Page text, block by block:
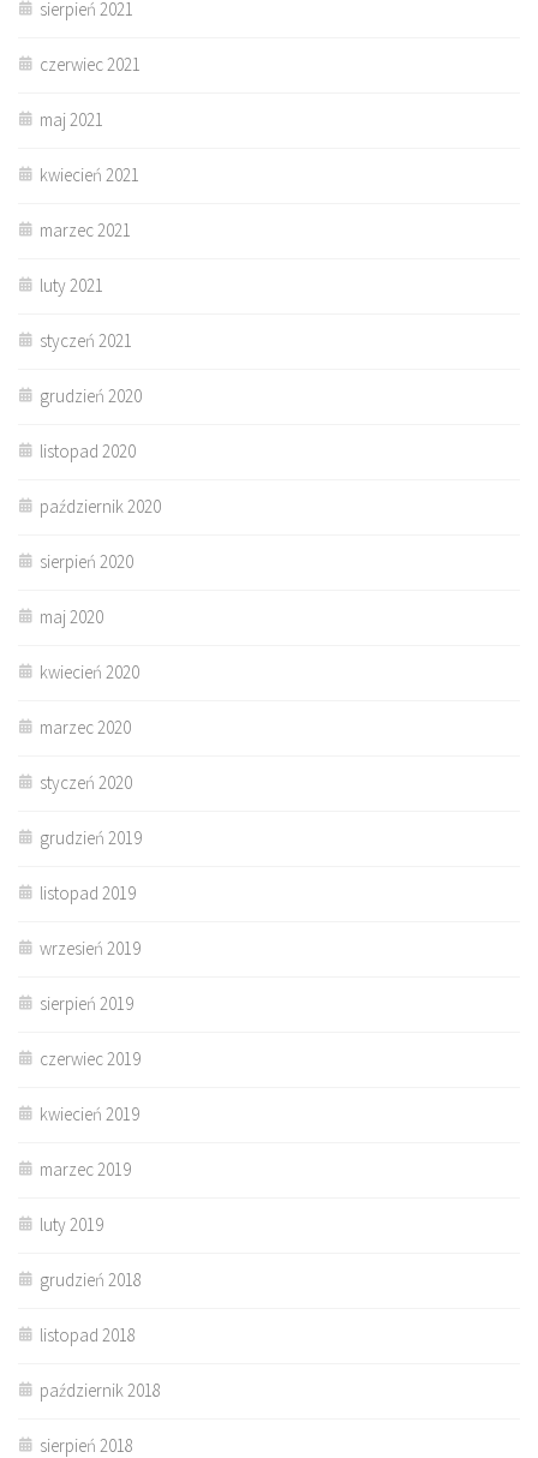
sierpień 2021
czerwiec 2021
maj 2021
kwiecień 2021
marzec 2021
luty 2021
styczeń 2021
grudzień 2020
listopad 2020
październik 2020
sierpień 2020
maj 2020
kwiecień 2020
marzec 2020
styczeń 2020
grudzień 2019
listopad 2019
wrzesień 2019
sierpień 2019
czerwiec 2019
kwiecień 2019
marzec 2019
luty 2019
grudzień 2018
listopad 2018
październik 2018
sierpień 2018